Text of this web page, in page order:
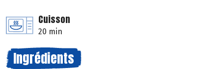
Cuisson
20 min
Ingrédients